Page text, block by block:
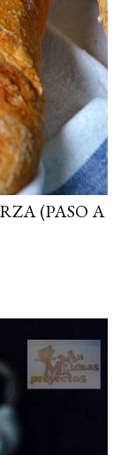
(PASO A